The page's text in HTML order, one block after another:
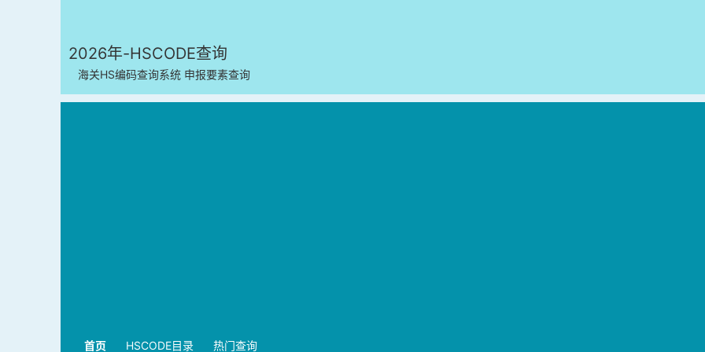
2026年-HSCODE查询
海关HS编码查询系统 申报要素查询
首页 HSCODE目录 热门查询